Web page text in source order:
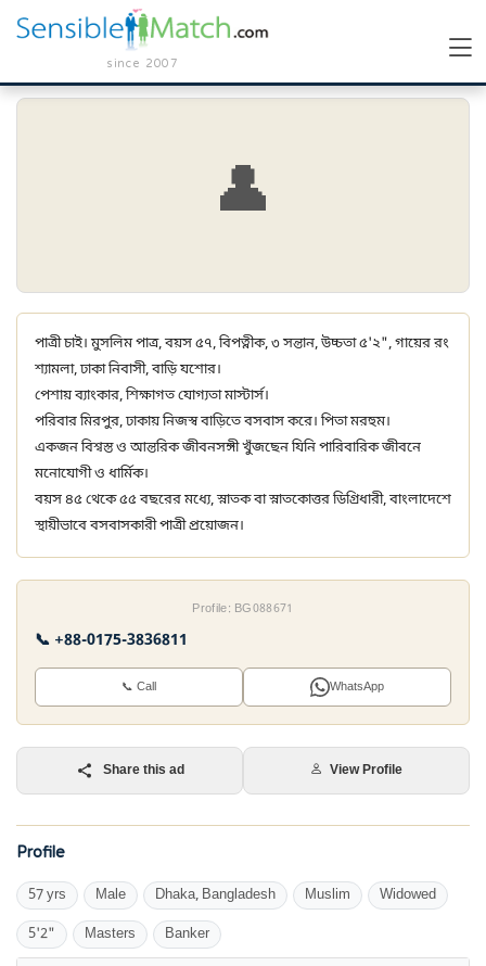
since 2007
👤
পাত্রী চাই। মুসলিম পাত্র, বয়স ৫৭, বিপত্নীক, ৩ সন্তান, উচ্চতা ৫'২", গায়ের রং
শ্যামলা, ঢাকা নিবাসী, বাড়ি যশোর।
পেশায় ব্যাংকার, শিক্ষাগত যোগ্যতা মাস্টার্স।
পরিবার মিরপুর, ঢাকায় নিজস্ব বাড়িতে বসবাস করে। পিতা মরহুম।
একজন বিশ্বস্ত ও আন্তরিক জীবনসঙ্গী খুঁজছেন যিনি পারিবারিক জীবনে
মনোযোগী ও ধার্মিক।
বয়স ৪৫ থেকে ৫৫ বছরের মধ্যে, স্নাতক বা স্নাতকোত্তর ডিগ্রিধারী, বাংলাদেশে
স্থায়ীভাবে বসবাসকারী পাত্রী প্রয়োজন।
Profile: BG088671
📞 +88-0175-3836811
📞 Call WhatsApp
Share this ad View Profile
Profile
57 yrs Male Dhaka, Bangladesh Muslim Widowed
5'2" Masters Banker